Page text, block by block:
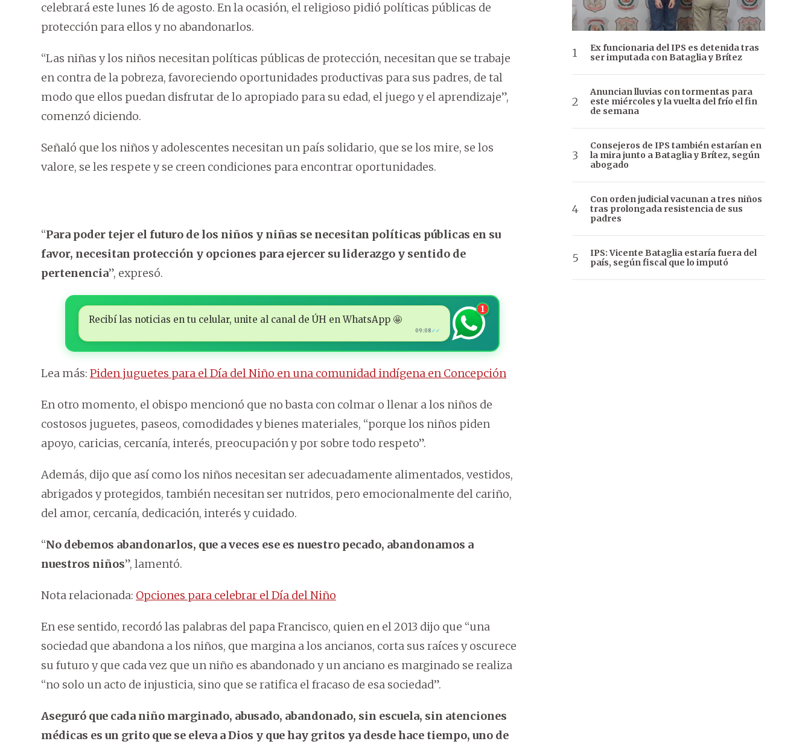
celebrará este lunes 16 de agosto. En la ocasión, el religioso pidió políticas públicas de
protección para ellos y no abandonarlos.
“Las niñas y los niños necesitan políticas públicas de protección, necesitan que se trabaje
en contra de la pobreza, favoreciendo oportunidades productivas para sus padres, de tal
modo que ellos puedan disfrutar de lo apropiado para su edad, el juego y el aprendizaje”,
comenzó diciendo.
Señaló que los niños y adolescentes necesitan un país solidario, que se los mire, se los
valore, se les respete y se creen condiciones para encontrar oportunidades.
“Para poder tejer el futuro de los niños y niñas se necesitan políticas públicas en su
favor, necesitan protección y opciones para ejercer su liderazgo y sentido de
pertenencia”, expresó.
Recibí las noticias en tu celular, unite al canal de ÚH en WhatsApp 🤩
09:08 ✓✓
1
Lea más: Piden juguetes para el Día del Niño en una comunidad indígena en Concepción
En otro momento, el obispo mencionó que no basta con colmar o llenar a los niños de
costosos juguetes, paseos, comodidades y bienes materiales, “porque los niños piden
apoyo, caricias, cercanía, interés, preocupación y por sobre todo respeto”.
Además, dijo que así como los niños necesitan ser adecuadamente alimentados, vestidos,
abrigados y protegidos, también necesitan ser nutridos, pero emocionalmente del cariño,
del amor, cercanía, dedicación, interés y cuidado.
“No debemos abandonarlos, que a veces ese es nuestro pecado, abandonamos a
nuestros niños”, lamentó.
Nota relacionada: Opciones para celebrar el Día del Niño
En ese sentido, recordó las palabras del papa Francisco, quien en el 2013 dijo que “una
sociedad que abandona a los niños, que margina a los ancianos, corta sus raíces y oscurece
su futuro y que cada vez que un niño es abandonado y un anciano es marginado se realiza
“no solo un acto de injusticia, sino que se ratifica el fracaso de esa sociedad”.
Aseguró que cada niño marginado, abusado, abandonado, sin escuela, sin atenciones
médicas es un grito que se eleva a Dios y que hay gritos ya desde hace tiempo, uno de
Ex funcionaria del IPS es detenida tras
ser imputada con Bataglia y Brítez
Anuncian lluvias con tormentas para
este miércoles y la vuelta del frío el fin
de semana
Consejeros de IPS también estarían en
la mira junto a Bataglia y Brítez, según
abogado
Con orden judicial vacunan a tres niños
tras prolongada resistencia de sus
padres
IPS: Vicente Bataglia estaría fuera del
país, según fiscal que lo imputó